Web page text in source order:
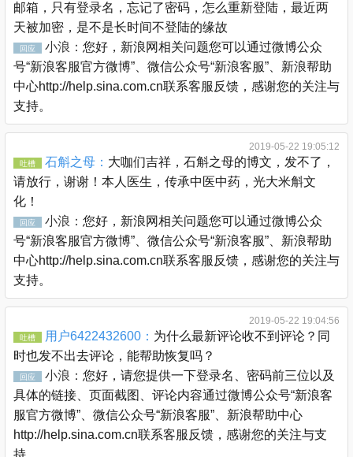
邮箱，只有登录名，忘记了密码，怎么重新登陆，最近两
天被加密，是不是长时间不登陆的缘故
回应 小浪： 您好，新浪网相关问题您可以通过微博公众
号“新浪客服官方微博”、微信公众号“新浪客服”、新浪帮助
中心http://help.sina.com.cn联系客服反馈，感谢您的关注与
支持。
2019-05-22 19:05:12
吐槽 石斛之母： 大咖们吉祥，石斛之母的博文，发不了，
请放行，谢谢！本人医生，传承中医中药，光大米斛文
化！
回应 小浪： 您好，新浪网相关问题您可以通过微博公众
号“新浪客服官方微博”、微信公众号“新浪客服”、新浪帮助
中心http://help.sina.com.cn联系客服反馈，感谢您的关注与
支持。
2019-05-22 19:04:56
吐槽 用户6422432600： 为什么最新评论收不到评论？同
时也发不出去评论，能帮助恢复吗？
回应 小浪： 您好，请您提供一下登录名、密码前三位以及
具体的链接、页面截图、评论内容通过微博公众号“新浪客
服官方微博”、微信公众号“新浪客服”、新浪帮助中心
http://help.sina.com.cn联系客服反馈，感谢您的关注与支
持。